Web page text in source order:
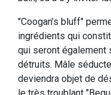
"Coogan’s bluff"
ingrédients qui
qui seront également
détruits. Mâle
deviendra objet de